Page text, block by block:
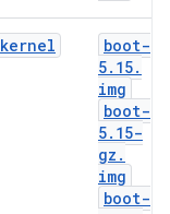
kernel
boot-
5. 15.
img
boot-
5. 15-
gz .
img
boot-